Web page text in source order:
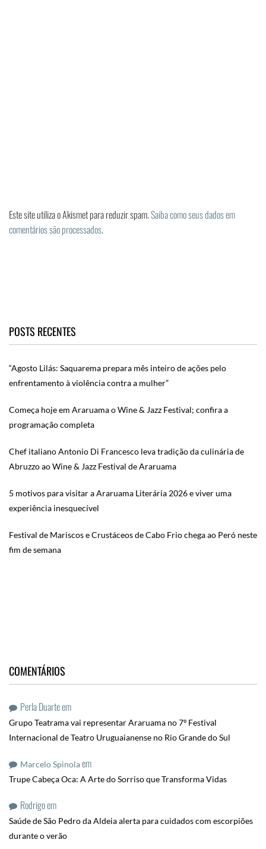
Este site utiliza o Akismet para reduzir spam.Saiba como seus dados em
comentários são processados.
POSTS RECENTES
“Agosto Lilás: Saquarema prepara mês inteiro de ações pelo
enfrentamento à violência contra a mulher”
Começa hoje em Araruama o Wine & Jazz Festival; confira a
programação completa
Chef italiano Antonio Di Francesco leva tradição da culinária de
Abruzzo ao Wine & Jazz Festival de Araruama
5 motivos para visitar a Araruama Literária 2026 e viver uma
experiência inesquecível
Festival de Mariscos e Crustáceos de Cabo Frio chega ao Peró neste
fim de semana
COMENTÁRIOS
Perla Duarteem
Grupo Teatrama vai representar Araruama no 7º Festival
Internacional de Teatro Uruguaianense no Rio Grande do Sul
Marcelo Spinolaem
Trupe Cabeça Oca: A Arte do Sorriso que Transforma Vidas
Rodrigoem
Saúde de São Pedro da Aldeia alerta para cuidados com escorpiões
durante o verão